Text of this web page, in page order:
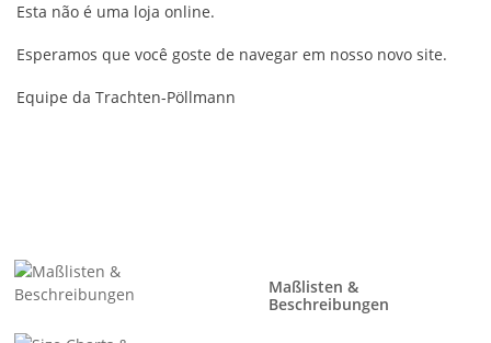
Esta não é uma loja online.
Esperamos que você goste de navegar em nosso novo site.
Equipe da Trachten-Pöllmann
Maßlisten &
Beschreibungen